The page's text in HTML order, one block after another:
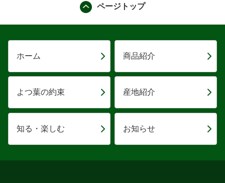
ページトップ
ホーム 商品紹介
よつ葉の約束 産地紹介
知る・楽しむ お知らせ